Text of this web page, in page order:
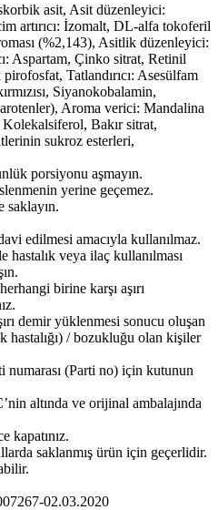
asit, Asit düzenleyici:
artırıcı: İzomalt, DL-alfa tokoferil
(%2,143), Asitlik düzenleyici:
Aspartam, Çinko sitrat, Retinil
Tatlandırıcı: Asesülfam
Siyanokobalamin,
Aroma verici: Mandalina
Bakır sitrat,
sukroz esterleri,
porsiyonu aşmayın.
yerine geçemez.
saklayın.
edilmesi amacıyla kullanılmaz.
veya ilaç kullanılması
birine karşı aşırı
demir yüklenmesi sonucu oluşan
hastalığı) / bozukluğu olan kişiler
(Parti no) için kutunun
altında ve orijinal ambalajında
kapatınız.
saklanmış ürün için geçerlidir.
02.03.2020